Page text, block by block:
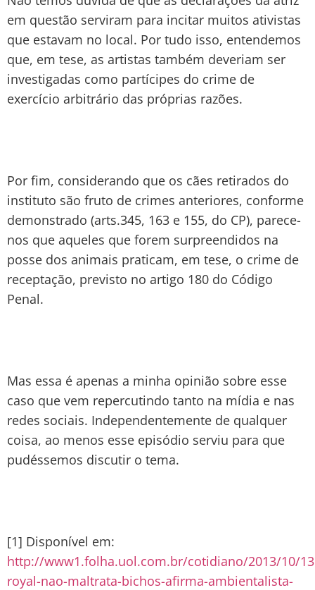
em questão serviram para incitar muitos ativistas
que estavam no local. Por tudo isso, entendemos
que, em tese, as artistas também deveriam ser
investigadas como partícipes do crime de
exercício arbitrário das próprias razões.
Por fim, considerando que os cães retirados do
instituto são fruto de crimes anteriores, conforme
demonstrado (arts.345, 163 e 155, do CP), parece-
nos que aqueles que forem surpreendidos na
posse dos animais praticam, em tese, o crime de
receptação, previsto no artigo 180 do Código
Penal.
Mas essa é apenas a minha opinião sobre esse
caso que vem repercutindo tanto na mídia e nas
redes sociais. Independentemente de qualquer
coisa, ao menos esse episódio serviu para que
pudéssemos discutir o tema.
[1] Disponível em:
http://www1.folha.uol.com.br/cotidiano/2013/10/
royal-nao-maltrata-bichos-afirma-ambientalista-